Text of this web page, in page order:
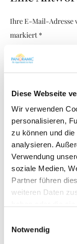
Diese Webseite
Wir verwenden
personalisieren,
zu können und
analysieren.
Verwendung
soziale Medien,
Partner führen
weiteren Daten
Notwendig
Ihre E-Mail-
markiert *
Kommentar
Name *
Email *